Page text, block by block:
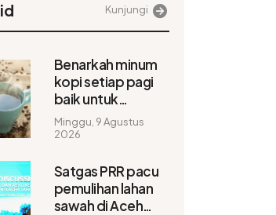
Kunjungi
Benarkah minum
kopi setiap pagi
baik untuk
kesehatan? ini
faktanya
Minggu, 9 Agustus
2026
Satgas PRR pacu
pemulihan lahan
sawah di Aceh